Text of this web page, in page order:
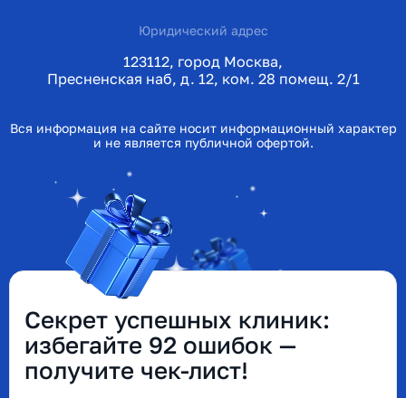
Юридический адрес
123112, город Москва,
Пресненская наб, д. 12, ком. 28 помещ. 2/1
Вся информация на сайте носит информационный характер
и не является публичной офертой.
Секрет успешных клиник:
избегайте 92 ошибок —
получите чек-лист!